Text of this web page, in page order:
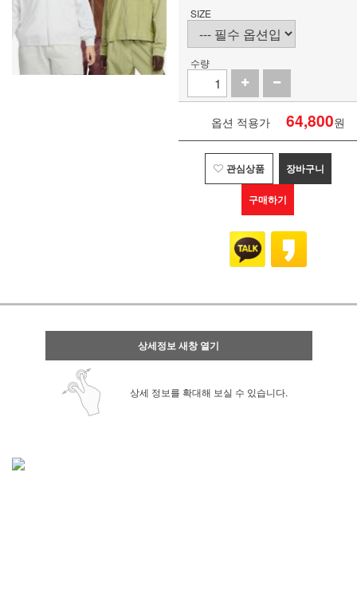
SIZE
수량
옵션 적용가 64,800원
관심상품 장바구니
구매하기
상세정보 새창 열기
상세 정보를 확대해 보실 수 있습니다.